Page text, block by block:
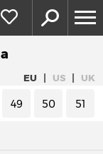
EU | US | UK
49 50 51